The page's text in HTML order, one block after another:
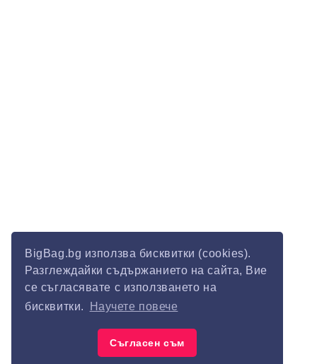
BigBag.bg използва бисквитки (cookies).
Разглеждайки съдържанието на сайта, Вие
се съгласявате с използването на
бисквитки.
Научете повече
Съгласен съм